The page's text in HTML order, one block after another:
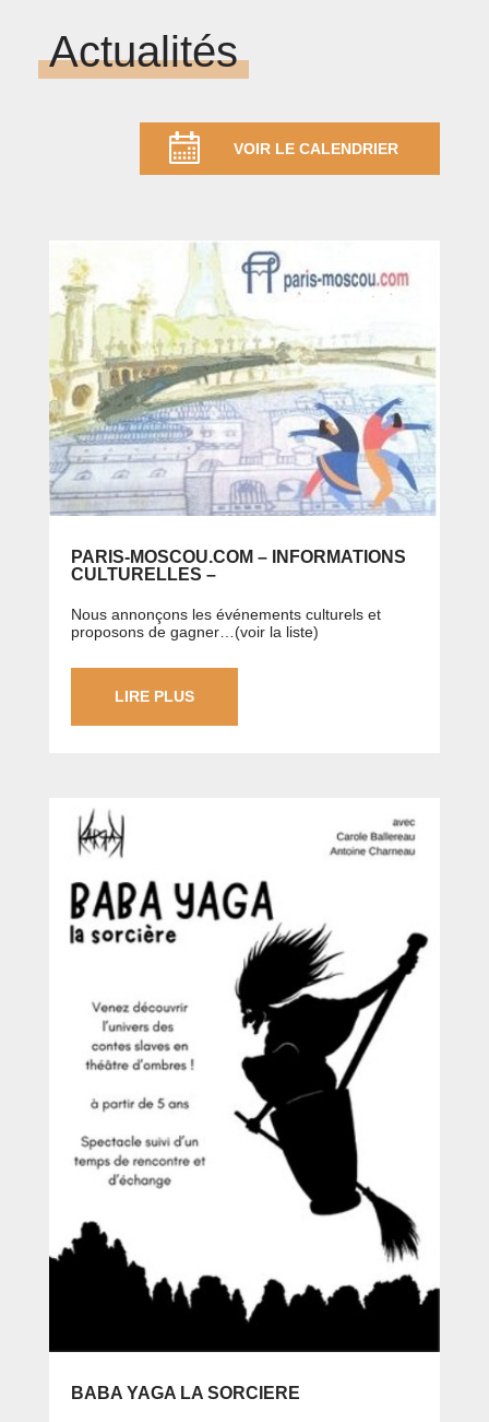
Actualités
VOIR LE CALENDRIER
PARIS-MOSCOU.COM – INFORMATIONS
CULTURELLES –
Nous annonçons les événements culturels et
proposons de gagner…(voir la liste)
LIRE PLUS
BABA YAGA LA SORCIERE